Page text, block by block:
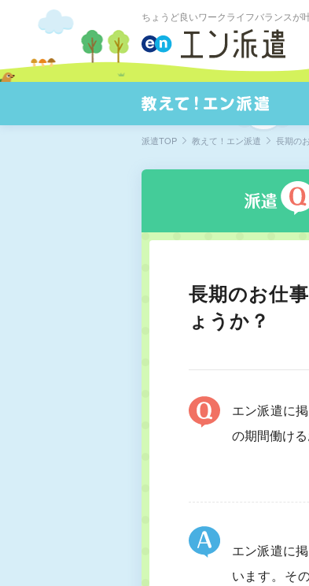
ちょうど良いワークライフバランスが
派遣TOP 教えて！エン派遣 長期の
長期のお仕
ょうか？
エン派遣に
の期間働け
エン派遣に
います。そ